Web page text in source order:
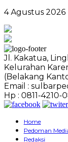
4 Agustus 2026
Jl. Kakatua,
Kelurahan
(Belakang
Email :
Hp : 0811-4210-
Home
Pedoman
Redaksi